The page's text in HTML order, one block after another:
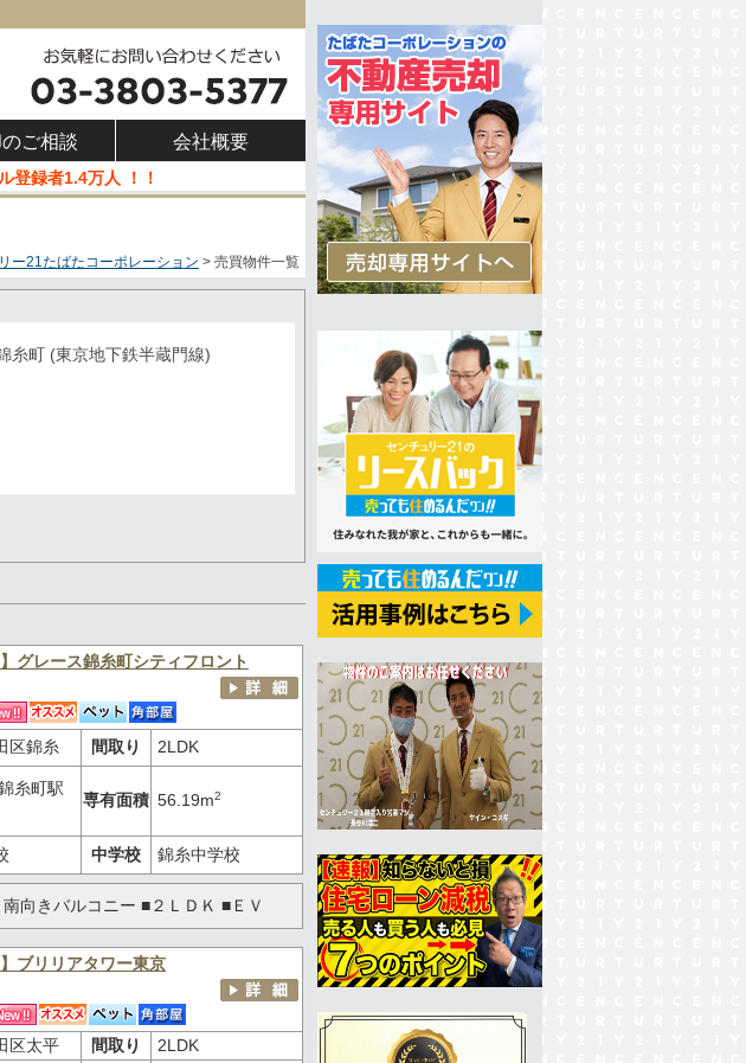
ご相談 会社概要
登録者1.4万人 ！！
ー21たばたコーポレーション 売買物件一覧
糸町 (東京地下鉄半蔵門線)
グレース錦糸町シティフロント
区錦糸 間取り 2LDK
糸町駅
専有面積 56.19m2
中学校 錦糸中学校
向きバルコニー ■２ＬＤＫ ■ＥＶ
ブリリアタワー東京
区太平 間取り 2LDK